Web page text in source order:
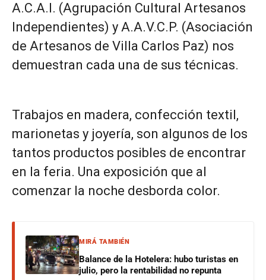
A.C.A.I. (Agrupación Cultural Artesanos
Independientes) y A.A.V.C.P. (Asociación
de Artesanos de Villa Carlos Paz) nos
demuestran cada una de sus técnicas.
Trabajos en madera, confección textil,
marionetas y joyería, son algunos de los
tantos productos posibles de encontrar
en la feria. Una exposición que al
comenzar la noche desborda color.
MIRÁ TAMBIÉN
Balance de la Hotelera: hubo turistas en
julio, pero la rentabilidad no repunta